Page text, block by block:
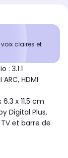
claires et
3.1.1
HDMI
x 11.5 cm
Digital Plus,
et barre de